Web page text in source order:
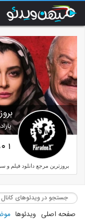
بروزترین مرجع دانلود فیلم و
صفحه اصلی ویدئوها